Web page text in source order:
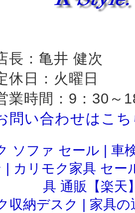
長：亀井 健次
休日：火曜日
業時間：9：30～
問い合わせはこ
ソファ セール
車
カリモク家具 セー
具 通販【楽天
収納デスク
家具の